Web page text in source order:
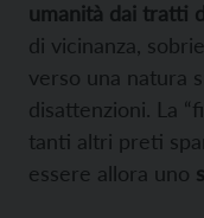
umanità dai tratti
di vicinanza,
verso una natura
disattenzioni. La
tanti altri preti
essere allora uno